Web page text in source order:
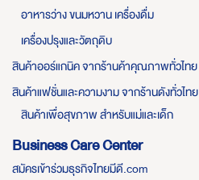
อาหารว่าง ขนมหวาน เครื่องดื่ม
เครื่องปรุงและวัตถุดิบ
สินค้าออร์แกนิค จากร้านค้าคุณภาพทั่วไทย
สินค้าแฟชั่นและความงาม จากร้านดังทั่วไทย
สินค้าเพื่อสุขภาพ สำหรับแม่และเด็ก
Business Care Center
สมัครเข้าร่วมธุรกิจไทยมีดี.com